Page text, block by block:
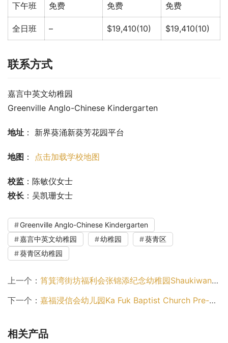
下午班 免费 免费 免费
全日班 – $19,410(10) $19,410(10)
联系方式
嘉言中英文幼稚园
Greenville Anglo-Chinese Kindergarten
地址 ： 新界葵涌新葵芳花园平台
地图 ： 点击加载学校地图
校监 ：陈敏仪女士
校长 ：吴凯珊女士
Greenville Anglo-Chinese Kindergarten
嘉言中英文幼稚园
幼稚园
葵青区
葵青区幼稚园
上一个： 筲箕湾街坊福利会张锦添纪念幼稚园Shaukiwan Kai Fong Welfare Community Centre Cheung Kam Tim Memorial Kindergarten（东区幼稚园）
下一个： 嘉福浸信会幼儿园Ka Fuk Baptist Church Pre-School（北区幼稚园）
相关产品